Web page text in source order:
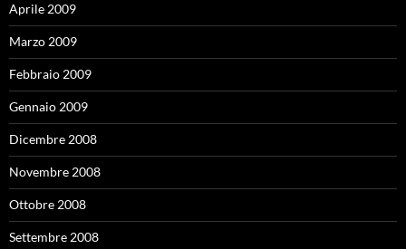
Aprile 2009
Marzo 2009
Febbraio 2009
Gennaio 2009
Dicembre 2008
Novembre 2008
Ottobre 2008
Settembre 2008